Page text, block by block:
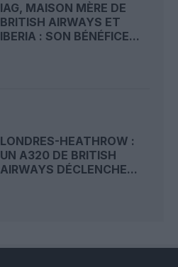
IAG, MAISON MÈRE DE
BRITISH AIRWAYS ET
IBERIA : SON BÉNÉFICE...
LONDRES-HEATHROW :
UN A320 DE BRITISH
AIRWAYS DÉCLENCHE...